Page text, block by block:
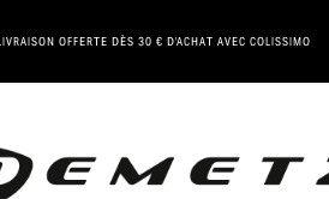
OFFERTE DÈS 30 € D'ACHAT AVEC COLISSIMO